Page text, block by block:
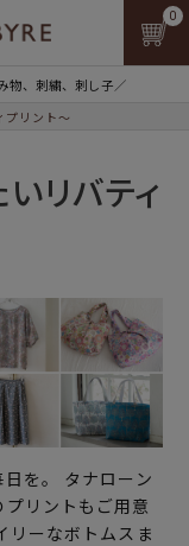
物、刺繍、刺し子／
0
プリント～
リバティ
を。 タナローン
リントもご用意
リーなボトムスま